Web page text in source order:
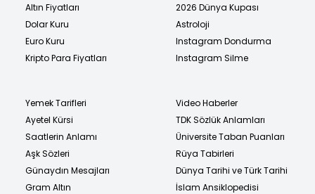
Altın Fiyatları
Dolar Kuru
Euro Kuru
Kripto Para Fiyatları
2026 Dünya Kupası
Astroloji
Instagram Dondurma
Instagram Silme
Yemek Tarifleri
Ayetel Kürsi
Saatlerin Anlamı
Aşk Sözleri
Günaydın Mesajları
Gram Altın
Video Haberler
TDK Sözlük Anlamları
Üniversite Taban Puanları
Rüya Tabirleri
Dünya Tarihi ve Türk Tarihi
İslam Ansiklopedisi